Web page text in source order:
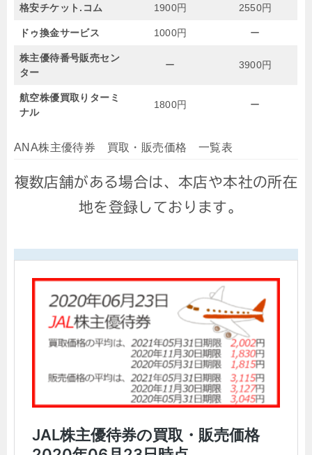
格安チケット.コム 1900円 2550円
ドゥ換金サービス 1000円 ー
株主優待番号販売セン
ター
ー 3900円
航空株優買取りターミ
ナル
1800円 ー
ANA株主優待券 買取・販売価格 一覧表
複数店舗がある場合は、本店や本社の所在
地を登録しております。